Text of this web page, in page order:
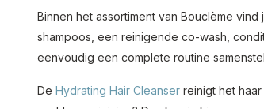
Binnen het assortiment van Bouclème
shampoos, een reinigende co-wash,
eenvoudig een complete routine
De Hydrating Hair Cleanser reinigt het